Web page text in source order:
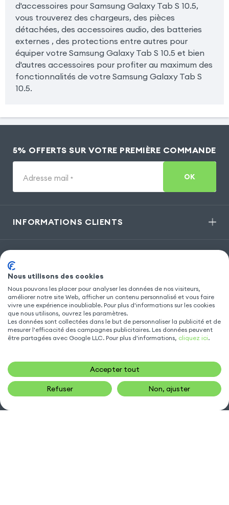
d'accessoires pour Samsung Galaxy Tab S 10.5,
vous trouverez des chargeurs, des pièces
détachées, des accessoires audio, des batteries
externes , des protections entre autres pour
équiper votre Samsung Galaxy Tab S 10.5 et bien
d'autres accessoires pour profiter au maximum des
fonctionnalités de votre Samsung Galaxy Tab S
10.5.
5% OFFERTS SUR VOTRE PREMIÈRE COMMANDE
Adresse mail * OK
INFORMATIONS CLIENTS
ACCESSOIRE TÉLÉPHONE
NOUS CONTACTER
numéro non surtaxé
30, bis rue Girard, 93100 Montreuil
Nous utilisons des cookies
Nous pouvons les placer pour analyser les données de nos visiteurs,
améliorer notre site Web, afficher un contenu personnalisé et vous faire
vivre une expérience inoubliable. Pour plus d'informations sur les cookies
que nous utilisons, ouvrez les paramètres.
Les données sont collectées dans le but de personnaliser la publicité et de
mesurer l'efficacité des campagnes publicitaires. Les données peuvent
être partagées avec Google LLC. Pour plus d'informations, cliquez ici.
Accepter tout
Refuser Non, ajuster